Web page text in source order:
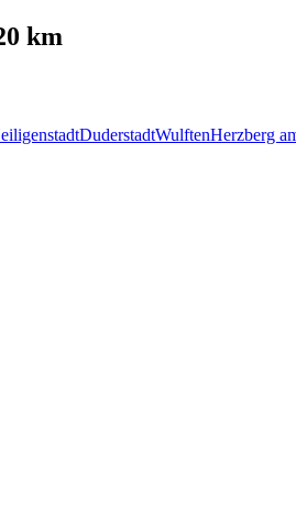
km
DuderstadtWulftenHerzberg